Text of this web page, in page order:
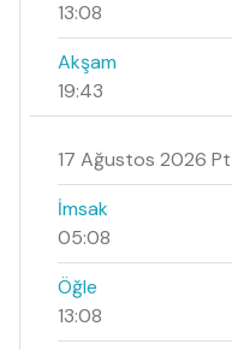
13:08
Akşam
19:43
17 Ağustos 2026 Pt
İmsak
05:08
Öğle
13:08